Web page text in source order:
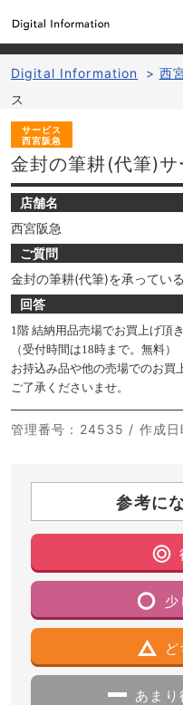
Digital Information > 西
ス
サービス
西宮阪急
金封の筆耕(代筆)サ
店舗名
西宮阪急
ご質問
金封の筆耕(代筆)を承ってい
回答
1階 結納用品売場でお買上げ頂
（受付時間は18時まで。無料）
お持込み品や他の売場でのお買
ご了承くださいませ。
管理番号 ：24535 / 作成日
参考に
少
あまり